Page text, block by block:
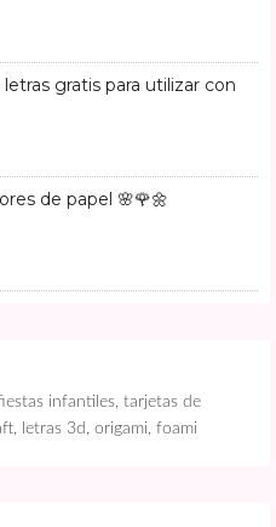
gratis para utilizar con
de papel 🌸🌹🌼
infantiles, tarjetas de
letras 3d, origami, foami